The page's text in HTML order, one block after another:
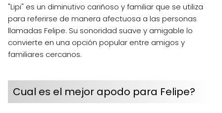
"Lipi" es un diminutivo cariñoso y familiar que se utiliza
para referirse de manera afectuosa a las personas
llamadas Felipe. Su sonoridad suave y amigable lo
convierte en una opción popular entre amigos y
familiares cercanos.
Cual es el mejor apodo para Felipe?